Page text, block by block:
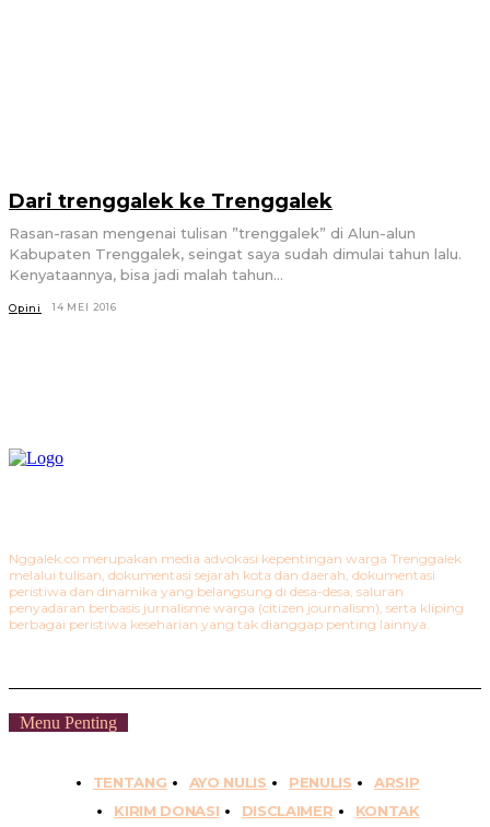
Dari trenggalek ke Trenggalek
Rasan-rasan mengenai tulisan ”trenggalek” di Alun-alun
Kabupaten Trenggalek, seingat saya sudah dimulai tahun lalu.
Kenyataannya, bisa jadi malah tahun...
Opini 14 MEI 2016
Nggalek.co merupakan media advokasi kepentingan warga Trenggalek
melalui tulisan, dokumentasi sejarah kota dan daerah, dokumentasi
peristiwa dan dinamika yang belangsung di desa-desa, saluran
penyadaran berbasis jurnalisme warga (citizen journalism), serta kliping
berbagai peristiwa keseharian yang tak dianggap penting lainnya.
Menu Penting
TENTANG AYO NULIS PENULIS
ARSIP
KIRIM DONASI
DISCLAIMER KONTAK